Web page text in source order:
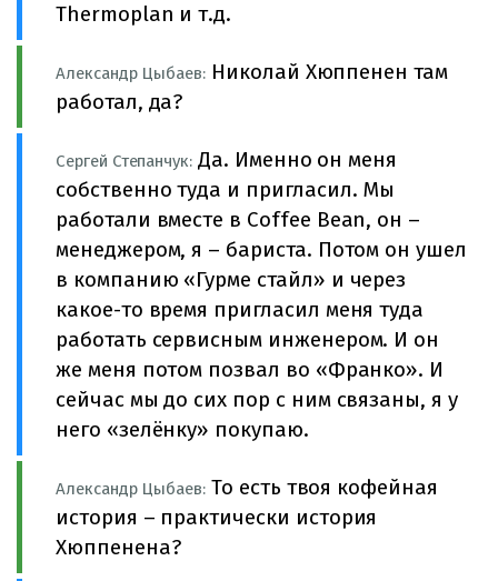
Thermoplan и т.д.
Александр Цыбаев: Николай Хюппенен там
работал, да?
Сергей Степанчук: Да. Именно он меня
собственно туда и пригласил. Мы
работали вместе в Coffee Bean, он –
менеджером, я – бариста. Потом он ушел
в компанию «Гурме стайл» и через
какое-то время пригласил меня туда
работать сервисным инженером. И он
же меня потом позвал во «Франко». И
сейчас мы до сих пор с ним связаны, я у
него «зелёнку» покупаю.
Александр Цыбаев: То есть твоя кофейная
история – практически история
Хюппенена?